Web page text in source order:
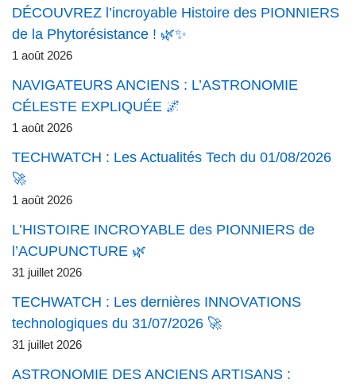
DÉCOUVREZ l’incroyable Histoire des PIONNIERS
de la Phytorésistance ! 🌿✨
1 août 2026
NAVIGATEURS ANCIENS : L’ASTRONOMIE
CÉLESTE EXPLIQUÉE 🌌
1 août 2026
TECHWATCH : Les Actualités Tech du 01/08/2026
🚀
1 août 2026
L’HISTOIRE INCROYABLE des PIONNIERS de
l’ACUPUNCTURE 🌿
31 juillet 2026
TECHWATCH : Les dernières INNOVATIONS
technologiques du 31/07/2026 🚀
31 juillet 2026
ASTRONOMIE DES ANCIENS ARTISANS :